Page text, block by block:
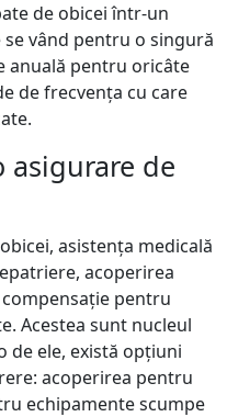
de obicei într-un
vând pentru o singură
anuală pentru oricâte
de frecvența cu care
asigurare de
asistența medicală
acoperirea
pentru
Acestea sunt nucleul
de ele, există opțiuni
acoperirea pentru
echipamente scumpe